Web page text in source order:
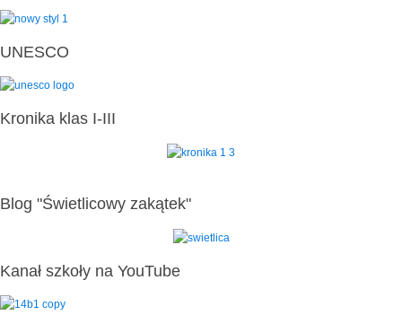
UNESCO
Kronika klas I-III
Blog "Świetlicowy zakątek"
Kanał szkoły na YouTube